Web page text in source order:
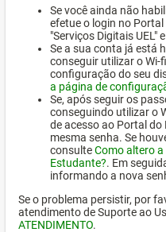
Se você ainda não
efetue o login no
"Serviços Digitais UEL"
Se a sua conta já está
conseguir utilizar o Wi-
configuração do seu
a página de
Se, após seguir os
conseguindo utilizar o
de acesso ao Portal do
mesma senha. Se
consulteComo altero
Estudante?. Em
informando a nova
Se o problema persistir, por
atendimento de Suporte ao
ATENDIMENTO.